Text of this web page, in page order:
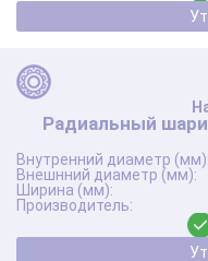
Радиальный